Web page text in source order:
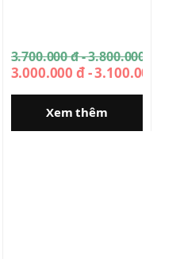
3.700.000 đ - 3.800.000 đ
3.000.000 đ - 3.100.000 đ
Xem thêm